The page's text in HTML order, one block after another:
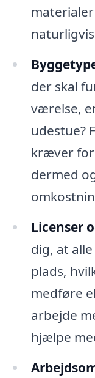
der skal
værelse,
udestue?
kræver
dermed
Licenser
dig, at
plads,
medføre
arbejde
hjælpe